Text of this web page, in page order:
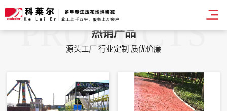
PRODUCTS
热销产品
源头工厂 行业定制 质优价廉